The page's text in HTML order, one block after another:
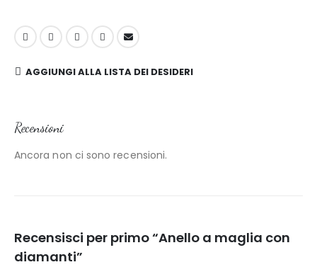
AGGIUNGI ALLA LISTA DEI DESIDERI
Recensioni
Ancora non ci sono recensioni.
Recensisci per primo “Anello a maglia con
diamanti”